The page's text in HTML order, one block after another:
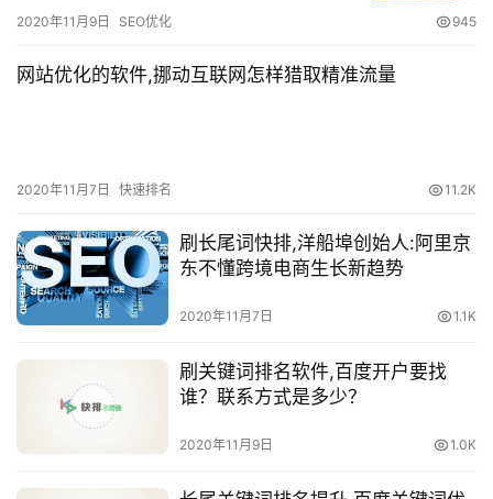
2020年11月9日 SEO优化 945
网站优化的软件,挪动互联网怎样猎取精准流量
2020年11月7日 快速排名 11.2K
刷长尾词快排,洋船埠创始人:阿里京
东不懂跨境电商生长新趋势
2020年11月7日 1.1K
刷关键词排名软件,百度开户要找
谁？联系方式是多少？
2020年11月9日 1.0K